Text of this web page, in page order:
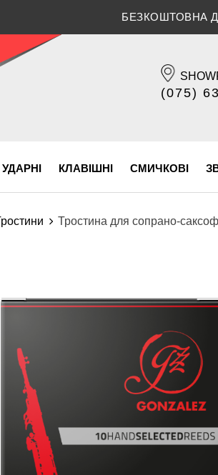
ЗНИЖКА 5%
(075)
УДАРНІ КЛАВІШНІ СМИЧКОВІ
Тростина для сопрано-